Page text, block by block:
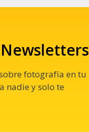
fotografía en tu
nadie y solo te